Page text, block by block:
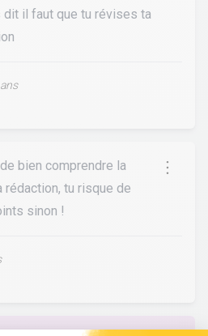
dit il faut que tu révises ta
bien comprendre la
rédaction, tu risque de
sinon !